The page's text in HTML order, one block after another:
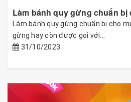
Làm bánh quy gừng chuẩn bị
Làm bánh quy gừng chuẩn bị cho
gừng hay còn được gọi với...
31/10/2023